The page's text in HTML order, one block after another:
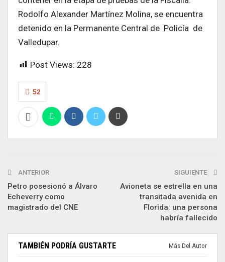
Rodolfo Alexander Martínez Molina, se encuentra
detenido en la Permanente Central de Policía de
Valledupar.
Post Views: 228
52
ANTERIOR
Petro posesionó a Álvaro
Echeverry como
magistrado del CNE
SIGUIENTE
Avioneta se estrella en una
transitada avenida en
Florida: una persona
habría fallecido
TAMBIÉN PODRÍA GUSTARTE Más Del Autor